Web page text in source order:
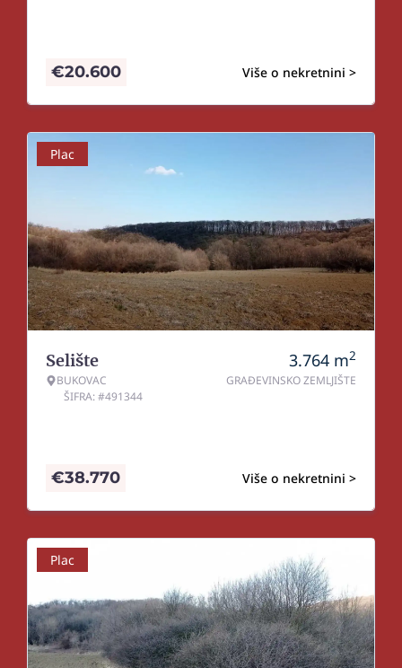
Više o nekretnini >
€20.600
Plac
Selište
BUKOVAC
ŠIFRA: #491344
3.764 m2
GRAĐEVINSKO ZEMLJIŠTE
Više o nekretnini >
€38.770
Plac